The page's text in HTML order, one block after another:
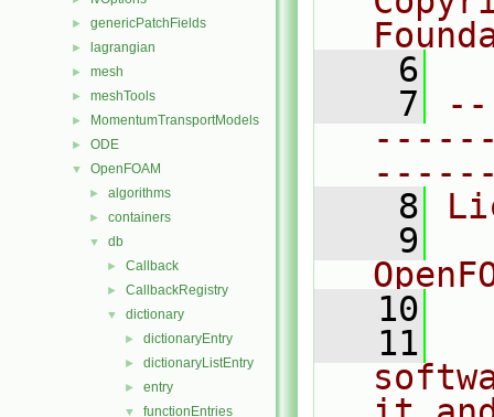
► genericPatchFields
► lagrangian
► mesh
► meshTools
► MomentumTransportModels
► ODE
▼ OpenFOAM
► algorithms
► containers
▼ db
► Callback
► CallbackRegistry
▼ dictionary
► dictionaryEntry
► dictionaryListEntry
► entry
▼ functionEntries
    6
    7
    8
    9
   10
   11